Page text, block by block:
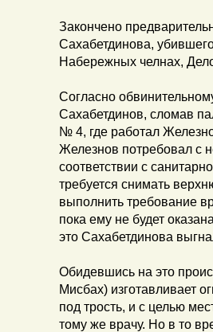
Закончено
Сахабетдинова,
Набережных челнах,
Согласно
Сахабетдинов, сломав
№ 4, где работал
Железнов потребовал с
соответствии с
требуется снимать
выполнить требование
пока ему не будет
это Сахабетдинова
Обидевшись на это
Мисбах) изготавливает
под трость, и с целью
тому же врачу. Но в то